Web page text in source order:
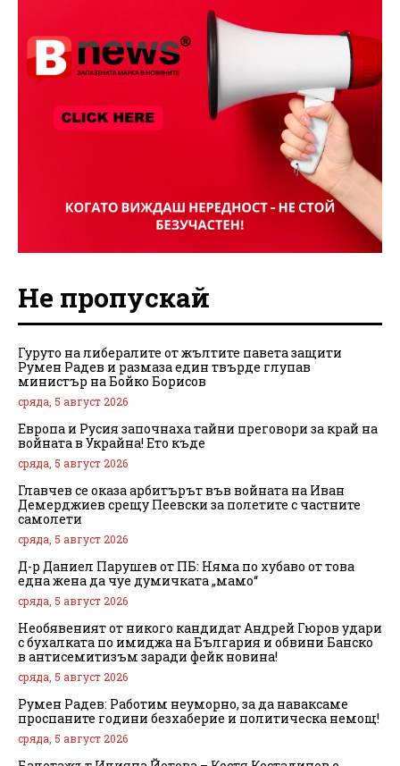
Не пропускай
Гуруто на либералите от жълтите павета защити
Румен Радев и размаза един твърде глупав
министър на Бойко Борисов
сряда, 5 август 2026
Европа и Русия започнаха тайни преговори за край на
войната в Украйна! Ето къде
сряда, 5 август 2026
Главчев се оказа арбитърът във войната на Иван
Демерджиев срещу Пеевски за полетите с частните
самолети
сряда, 5 август 2026
Д-р Даниел Парушев от ПБ: Няма по хубаво от това
една жена да чуе думичката „мамо“
сряда, 5 август 2026
Необявеният от никого кандидат Андрей Гюров удари
с бухалката по имиджа на България и обвини Банско
в антисемитизъм заради фейк новина!
сряда, 5 август 2026
Румен Радев: Работим неуморно, за да наваксаме
проспаните години безхаберие и политическа немощ!
сряда, 5 август 2026